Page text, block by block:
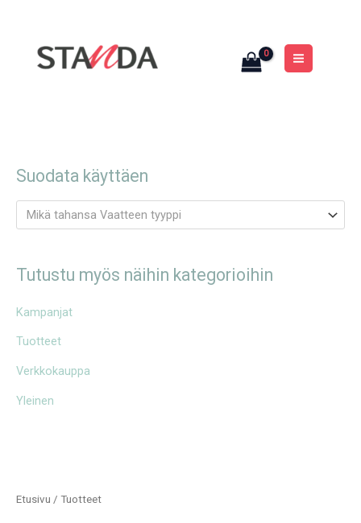
sisältöön
MENU
Suodata käyttäen
Mikä tahansa Vaatteen tyyppi
Tutustu myös näihin kategorioihin
Kampanjat
Tuotteet
Verkkokauppa
Yleinen
Etusivu / Tuotteet